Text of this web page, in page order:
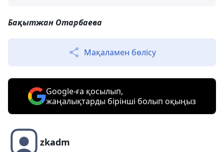
Бақытжан Отарбаева
Мақаламен бөлісу
Google-ға қосылып,
жаңалықтарды бірінші болып оқыңыз
zkadm